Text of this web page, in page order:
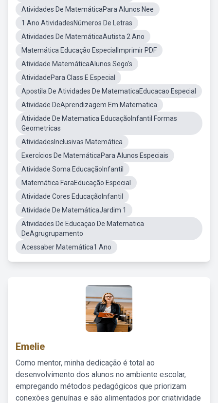
Atividades De MatemáticaPara Alunos Nee
1 Ano AtividadesNúmeros De Letras
Atividades De MatemáticaAutista 2 Ano
Matemática Educação EspecialImprimir PDF
Atividade MatemáticaAlunos Sego's
AtividadePara Class E Especial
Apostila De Atividades De MatematicaEducacao Especial
Atividade DeAprendizagem Em Matematica
Atividade De Matematica EducaçãoInfantil Formas
Geometricas
AtividadesInclusivas Matemática
Exercícios De MatemáticaPara Alunos Especiais
Atividade Soma EducaçãoInfantil
Matemática FaraEducação Especial
Atividade Cores EducaçãoInfantil
Atividade De MatemáticaJardim 1
Atividades De Educaçao De Matematica
DeAgrugrupamento
Acessaber Matemática1 Ano
Emelie
Como mentor, minha dedicação é total ao
desenvolvimento dos alunos no ambiente escolar,
empregando métodos pedagógicos que priorizam
conexões genuínas e são alimentados por criatividade